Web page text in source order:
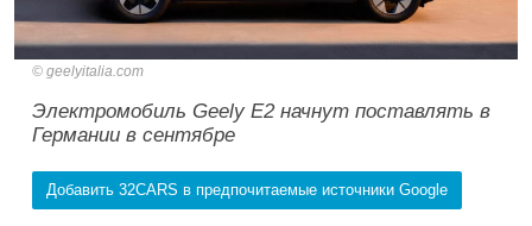
geelyitalia.com
Электромобиль Geely E2 начнут поставлять в
Германии в сентябре
Добавить 32CARS в предпочитаемые источники Google